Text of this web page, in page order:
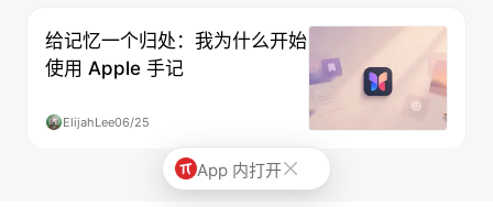
给记忆一个归处：我为什么开始
使用 Apple 手记
ElijahLee06/25
App 内打开